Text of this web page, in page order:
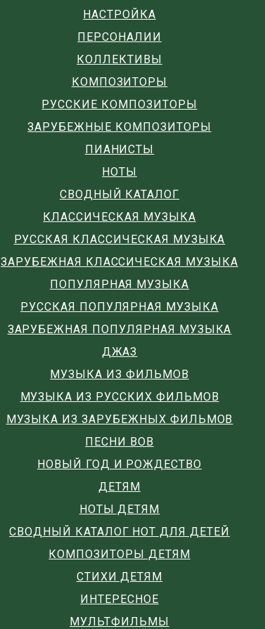
НАСТРОЙКА
ПЕРСОНАЛИИ
КОЛЛЕКТИВЫ
КОМПОЗИТОРЫ
РУССКИЕ КОМПОЗИТОРЫ
ЗАРУБЕЖНЫЕ КОМПОЗИТОРЫ
ПИАНИСТЫ
НОТЫ
СВОДНЫЙ КАТАЛОГ
КЛАССИЧЕСКАЯ МУЗЫКА
РУССКАЯ КЛАССИЧЕСКАЯ МУЗЫКА
ЗАРУБЕЖНАЯ КЛАССИЧЕСКАЯ МУЗЫКА
ПОПУЛЯРНАЯ МУЗЫКА
РУССКАЯ ПОПУЛЯРНАЯ МУЗЫКА
ЗАРУБЕЖНАЯ ПОПУЛЯРНАЯ МУЗЫКА
ДЖАЗ
МУЗЫКА ИЗ ФИЛЬМОВ
МУЗЫКА ИЗ РУССКИХ ФИЛЬМОВ
МУЗЫКА ИЗ ЗАРУБЕЖНЫХ ФИЛЬМОВ
ПЕСНИ ВОВ
НОВЫЙ ГОД И РОЖДЕСТВО
ДЕТЯМ
НОТЫ ДЕТЯМ
СВОДНЫЙ КАТАЛОГ НОТ ДЛЯ ДЕТЕЙ
КОМПОЗИТОРЫ ДЕТЯМ
СТИХИ ДЕТЯМ
ИНТЕРЕСНОЕ
МУЛЬТФИЛЬМЫ